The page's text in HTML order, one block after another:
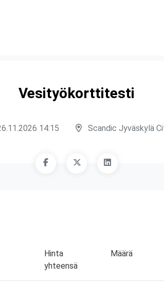
Vesityökorttitesti
14:15 Scandic Jyväskylä
Hinta
yhteensä
Määrä